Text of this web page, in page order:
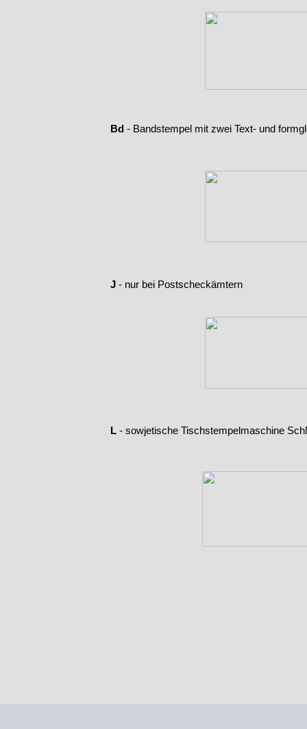
Bd - Bandstempel mit zwei Text- und
J - nur bei Postscheckämtern
L - sowjetische Tischstempelmaschine